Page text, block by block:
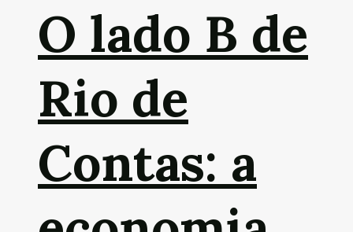
O lado B de
Rio de
Contas: a